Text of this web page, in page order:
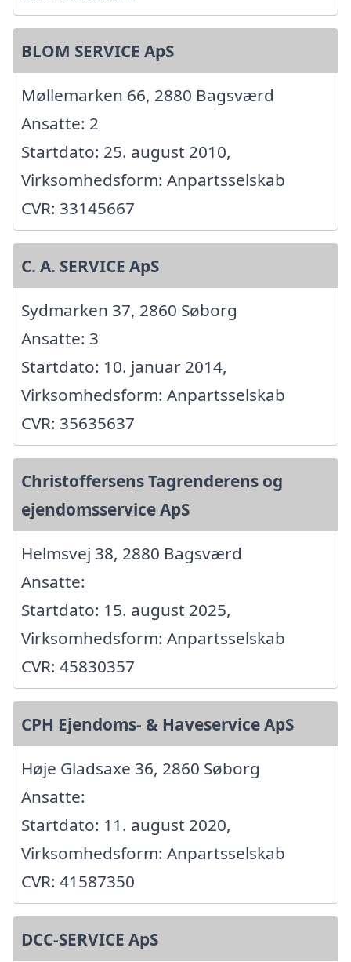
BLOM SERVICE ApS
Møllemarken 66, 2880 Bagsværd
Ansatte: 2
Startdato: 25. august 2010,
Virksomhedsform: Anpartsselskab
CVR: 33145667
C. A. SERVICE ApS
Sydmarken 37, 2860 Søborg
Ansatte: 3
Startdato: 10. januar 2014,
Virksomhedsform: Anpartsselskab
CVR: 35635637
Christoffersens Tagrenderens og
ejendomsservice ApS
Helmsvej 38, 2880 Bagsværd
Ansatte:
Startdato: 15. august 2025,
Virksomhedsform: Anpartsselskab
CVR: 45830357
CPH Ejendoms- & Haveservice ApS
Høje Gladsaxe 36, 2860 Søborg
Ansatte:
Startdato: 11. august 2020,
Virksomhedsform: Anpartsselskab
CVR: 41587350
DCC-SERVICE ApS